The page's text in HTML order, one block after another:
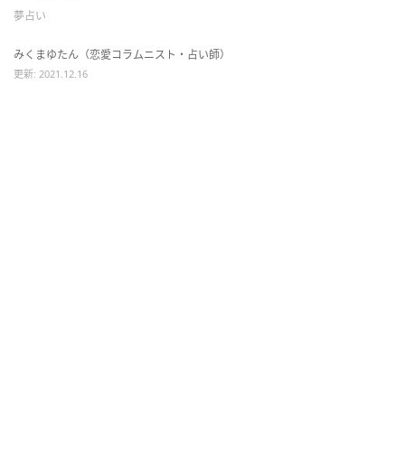
夢占い
みくまゆたん（恋愛コラムニスト・占い師）
更新: 2021.12.16